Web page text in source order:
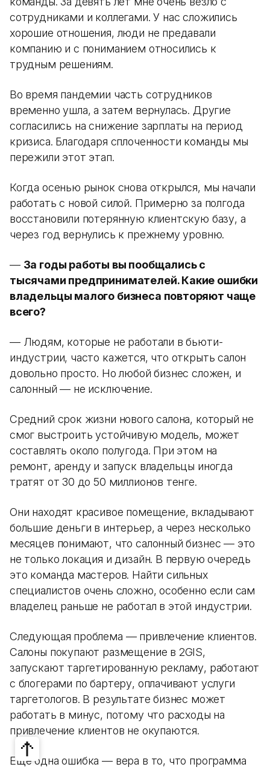
сотрудниками и коллегами. У нас сложились
хорошие отношения, люди не предавали
компанию и с пониманием относились к
трудным решениям.
Во время пандемии часть сотрудников
временно ушла, а затем вернулась. Другие
согласились на снижение зарплаты на период
кризиса. Благодаря сплоченности команды мы
пережили этот этап.
Когда осенью рынок снова открылся, мы начали
работать с новой силой. Примерно за полгода
восстановили потерянную клиентскую базу, а
через год вернулись к прежнему уровню.
— За годы работы вы пообщались с
тысячами предпринимателей. Какие ошибки
владельцы малого бизнеса повторяют чаще
всего?
— Людям, которые не работали в бьюти-
индустрии, часто кажется, что открыть салон
довольно просто. Но любой бизнес сложен, и
салонный — не исключение.
Средний срок жизни нового салона, который не
смог выстроить устойчивую модель, может
составлять около полугода. При этом на
ремонт, аренду и запуск владельцы иногда
тратят от 30 до 50 миллионов тенге.
Они находят красивое помещение, вкладывают
большие деньги в интерьер, а через несколько
месяцев понимают, что салонный бизнес — это
не только локация и дизайн. В первую очередь
это команда мастеров. Найти сильных
специалистов очень сложно, особенно если сам
владелец раньше не работал в этой индустрии.
Следующая проблема — привлечение клиентов.
Салоны покупают размещение в 2GIS,
запускают таргетированную рекламу, работают
с блогерами по бартеру, оплачивают услуги
таргетологов. В результате бизнес может
работать в минус, потому что расходы на
привлечение клиентов не окупаются.
Еще одна ошибка — вера в то, что программа